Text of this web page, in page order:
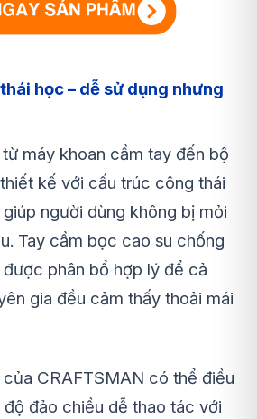
học – dễ sử dụng nhưng
máy khoan cầm tay đến bộ
kế với cấu trúc công thái
người dùng không bị mỏi
Tay cầm bọc cao su chống
phân bổ hợp lý để cả
gia đều cảm thấy thoải mái
CRAFTSMAN có thể điều
đảo chiều dễ thao tác với